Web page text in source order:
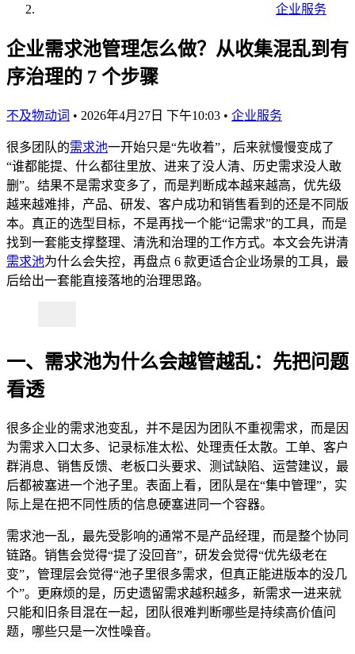
企业服务
企业需求池管理怎么做？从收集混乱到有
序治理的 7 个步骤
不及物动词 • 2026年4月27日 下午10:03 • 企业服务
很多团队的需求池一开始只是“先收着”，后来就慢慢变成了
“谁都能提、什么都往里放、进来了没人清、历史需求没人敢
删”。结果不是需求变多了，而是判断成本越来越高，优先级
越来越难排，产品、研发、客户成功和销售看到的还是不同版
本。真正的选型目标，不是再找一个能“记需求”的工具，而是
找到一套能支撑整理、清洗和治理的工作方式。本文会先讲清
需求池为什么会失控，再盘点 6 款更适合企业场景的工具，最
后给出一套能直接落地的治理思路。
一、需求池为什么会越管越乱：先把问题
看透
很多企业的需求池变乱，并不是因为团队不重视需求，而是因
为需求入口太多、记录标准太松、处理责任太散。工单、客户
群消息、销售反馈、老板口头要求、测试缺陷、运营建议，最
后都被塞进一个池子里。表面上看，团队是在“集中管理”，实
际上是在把不同性质的信息硬塞进同一个容器。
需求池一乱，最先受影响的通常不是产品经理，而是整个协同
链路。销售会觉得“提了没回音”，研发会觉得“优先级老在
变”，管理层会觉得“池子里很多需求，但真正能进版本的没几
个”。更麻烦的是，历史遗留需求越积越多，新需求一进来就
只能和旧条目混在一起，团队很难判断哪些是持续高价值问
题，哪些只是一次性噪音。